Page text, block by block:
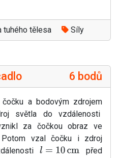
tuhého tělesa Síly
6 bodů
a bodovým zdrojem
světla do vzdálenosti
za čočkou obraz ve
vzal čočku i zdroj
l=10 cm
před